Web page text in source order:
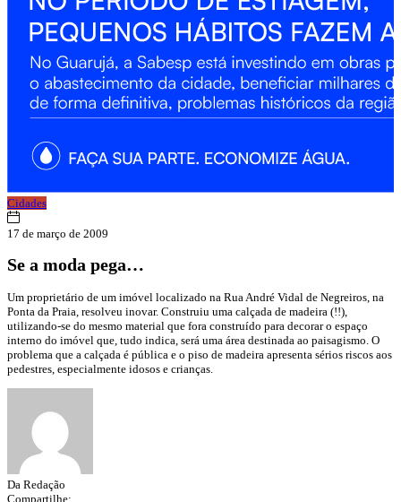
Cidades
17 de março de 2009
Se a moda pega…
Um proprietário de um imóvel localizado na Rua André Vidal de Negreiros, na
Ponta da Praia, resolveu inovar. Construiu uma calçada de madeira (!!),
utilizando-se do mesmo material que fora construído para decorar o espaço
interno do imóvel que, tudo indica, será uma área destinada ao paisagismo. O
problema que a calçada é pública e o piso de madeira apresenta sérios riscos aos
pedestres, especialmente idosos e crianças.
Da Redação
Compartilhe: